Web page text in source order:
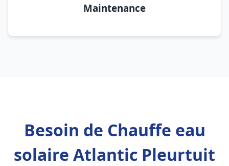
Maintenance
Besoin de Chauffe eau
solaire Atlantic Pleurtuit